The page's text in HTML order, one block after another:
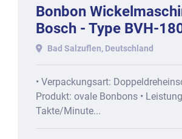
Bonbon
Bosch - Type BVH-
circa 1000 Stck/min
Bad Salzuflen, Deutschland
• Verpackungsart:
Produkt: ovale Bonbons •
Takte/Minute...